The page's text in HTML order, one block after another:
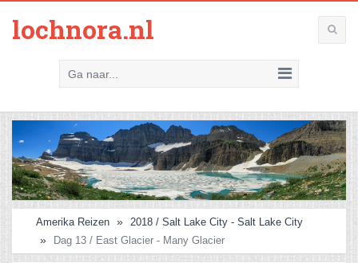
lochnora.nl
Ga naar...
Amerika Reizen
2018 / Salt Lake City - Salt Lake City
Dag 13 / East Glacier - Many Glacier